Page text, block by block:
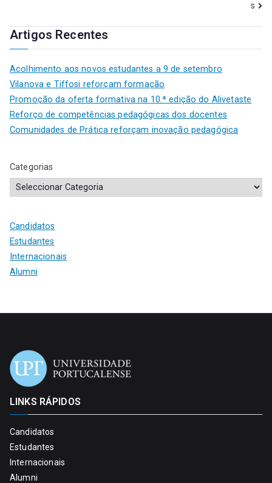
s
Artigos Recentes
Acolhimento aos novos estudantes a 9 de setembro
Vilanova e Tiffosi reforçam formação
Promoção da oferta formativa na 10.ª edição do Alivetaste
Reforço de competências pedagógicas dos docentes
Comunidades de Prática reforçam inovação pedagógica
Categorias
Candidatos
Estudantes
Internacionais
Alumni
LINKS RÁPIDOS
Candidatos
Estudantes
Internacionais
Alumni